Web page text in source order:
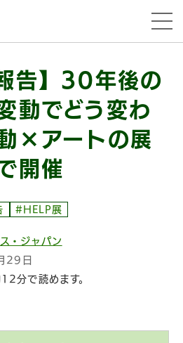
menu
告】30年後の
動でどう変わ
×アートの展
開催
#HELP展
・ジャパン
29日
分で読めます。